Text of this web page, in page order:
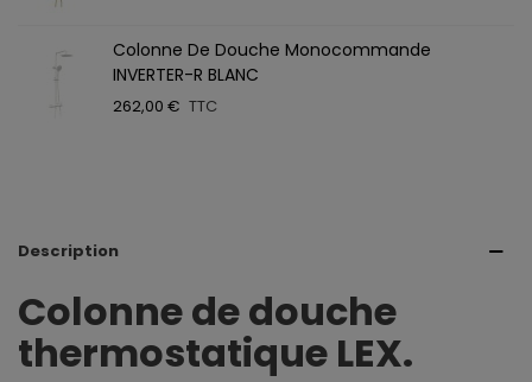
Colonne De Douche Monocommande
INVERTER-R BLANC
262,00 € TTC
Description
Colonne de douche
thermostatique LEX.